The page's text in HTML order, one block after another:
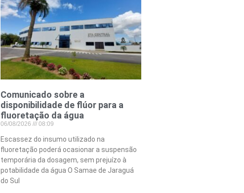
Comunicado sobre a
disponibilidade de flúor para a
fluoretação da água
06/08/2026 08:09
Escassez do insumo utilizado na
fluoretação poderá ocasionar a suspensão
temporária da dosagem, sem prejuízo à
potabilidade da água O Samae de Jaraguá
do Sul